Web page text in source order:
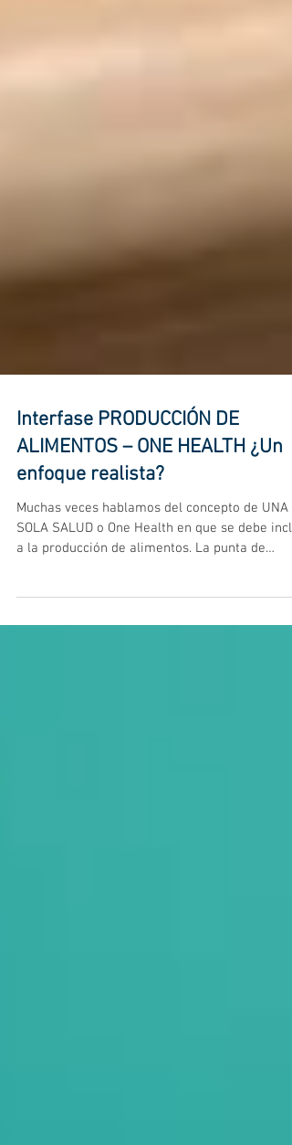
Interfase PRODUCCIÓN DE
ALIMENTOS – ONE HEALTH ¿Un
enfoque realista?
a la producción de alimentos. La punta de
lanza...